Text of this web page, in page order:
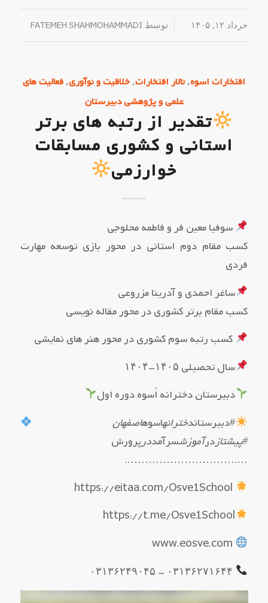
خرداد ۱۲, ۱۴۰۵ / توسط FATEMEH SHAHMOHAMMADI
افتخارات اسوه,تالار افتخارات, خلاقیت و نوآوری, فعالیت های
علمی و پژوهشی دبیرستان
تقدیر از رتبه های برتر
استانی و کشوری مسابقات
خوارزمی
سوفیا معین فر و فاطمه محلوجی
کسب مقام دوم استانی در محور بازی توسعه مهارت
فردی
ساغر احمدی و آدرینا مزروعی
کسب مقام برتر کشوری در محور مقاله نویسی
کسب رتبه سوم کشوری در محور هنر های نمایشی
سال تحصیلی ۱۴۰۵-۱۴۰۴
دبیرستان دخترانه اُسوه دوره اول
#دبیرستاندخترانهاسوهاصفهان
#پیشتازدرآموزشسرآمددرپرورش
….………………………….
https://t.me/Osve1School